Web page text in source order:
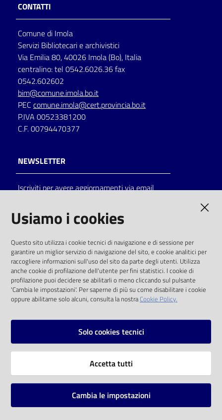
per
lettura
Seguici
su
Catalogo
on line
Eventi
Chiedi al
bibliotecario
CONTATTI
Comune di Imola
Servizi Bibliotecari e archivistici
Via Emilia 80, 40026 Imola (Bo), Italia
centralino: tel 0542.6026.36 fax
0542.602602
bim@comune.imola.bo.it
PEC comune.imola@cert.provincia.bo.it
P.IVA 00523381200
C.F. 00794470377
NEWSLETTER
Iscriviti per avere aggiornamenti via email
solo alle condizioni previste dalla direttiva
comunitaria 2003/98/CE e dal d.lgs. 36/2006
SOCIAL
Instagram
Vai alla pagina
Mappa del sito
Usiamo i cookies
Questo sito utilizza i cookie tecnici di navigazione e di sessione per
garantire un miglior servizio di navigazione del sito, e cookie analitici per
raccogliere informazioni sull'uso del sito da parte degli utenti. Utilizza
anche cookie di profilazione dell'utente per fini statistici. I cookie di
profilazione puoi decidere se abilitarli o meno cliccando sul pulsante
'Cambia le impostazioni'. Per saperne di più su come disabilitare i cookie
oppure abilitarne solo alcuni, consulta la nostraCookie Policy.
Solo cookies tecnici
Accetta tutti
Cambia le impostazioni